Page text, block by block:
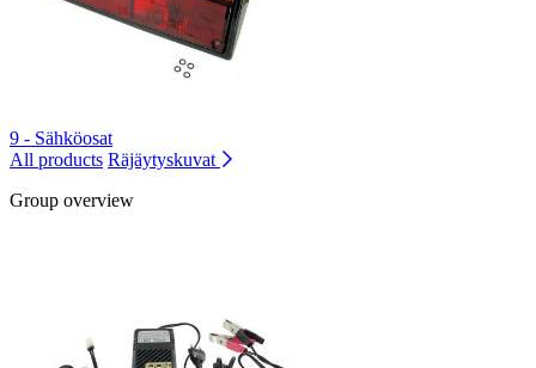
9 - Sähköosat
All products Räjäytyskuvat
Group overview